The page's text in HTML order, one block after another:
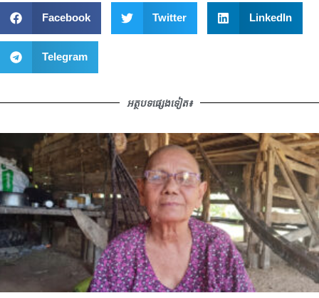
Facebook Twitter LinkedIn
Telegram
អត្ថបទផ្សេងទៀត៖